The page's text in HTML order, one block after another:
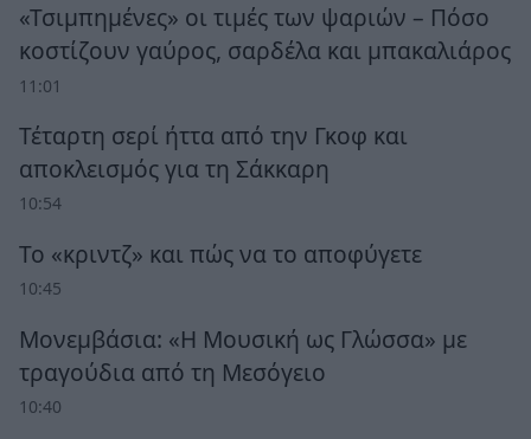
«Τσιμπημένες» οι τιμές των ψαριών – Πόσο
κοστίζουν γαύρος, σαρδέλα και μπακαλιάρος
11:01
Τέταρτη σερί ήττα από την Γκοφ και
αποκλεισμός για τη Σάκκαρη
10:54
Το «κριντζ» και πώς να το αποφύγετε
10:45
Μονεμβάσια: «Η Μουσική ως Γλώσσα» με
τραγούδια από τη Μεσόγειο
10:40